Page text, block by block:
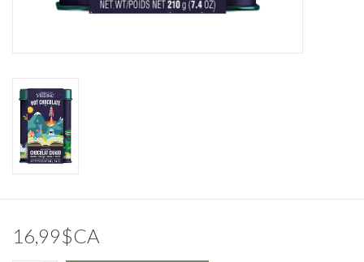
Papeterie
Vente
Gift cards
16,99$CA